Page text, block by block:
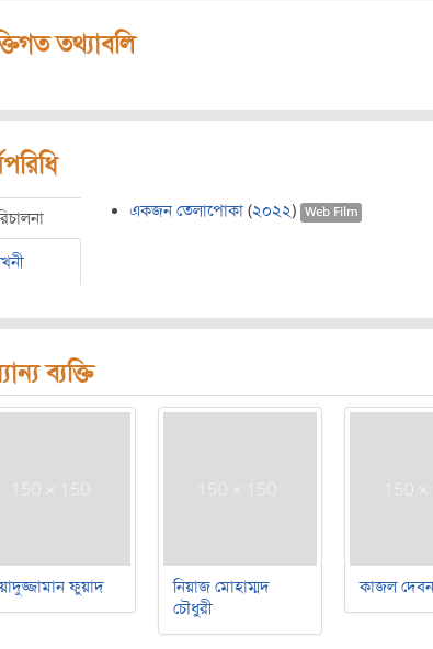
তথ্যাবলি
একজন তেলাপোকা (২০২২) Web Film
ব্যক্তি
ফুয়াদ
নিয়াজ মোহাম্মদ
চৌধুরী
কাজল